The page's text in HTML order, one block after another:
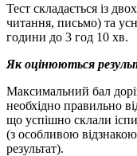
Тест складається із
читання, письмо) та
години до 3 год 10 хв.
Як оцінюються
Максимальний бал
необхідно правильно
що успішно склали
(з особливою
результат).